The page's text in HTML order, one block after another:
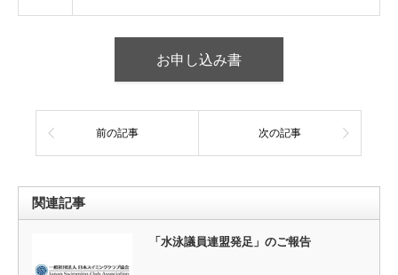
お申し込み書
前の記事 次の記事
関連記事
「水泳議員連盟発足」のご報告